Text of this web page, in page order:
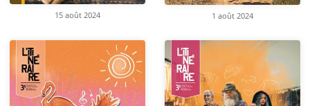
15 août 2024 1 août 2024